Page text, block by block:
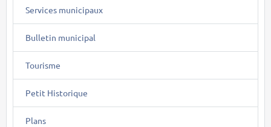
Services municipaux
Bulletin municipal
Tourisme
Petit Historique
Plans